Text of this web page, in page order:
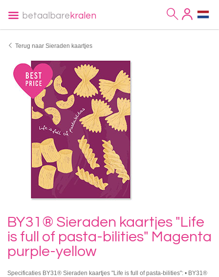
betaalbare kralen
Terug naar Sieraden kaartjes
BY31® Sieraden kaartjes "Life
is full of pasta-bilities" Magenta
purple-yellow
Specificaties BY31® Sieraden kaartjes "Life is full of pasta-bilities": • BY31®